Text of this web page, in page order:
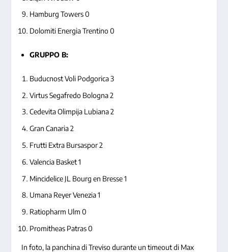
Hamburg Towers 0
Dolomiti Energia Trentino 0
GRUPPO B:
Buducnost Voli Podgorica 3
Virtus Segafredo Bologna 2
Cedevita Olimpija Lubiana 2
Gran Canaria 2
Frutti Extra Bursaspor 2
Valencia Basket 1
Mincidelice JL Bourg en Bresse 1
Umana Reyer Venezia 1
Ratiopharm Ulm 0
Promitheas Patras 0
In foto, la panchina di Treviso durante un timeout di Max